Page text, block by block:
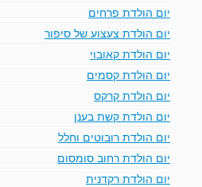
יום הולדת פרחים
יום הולדת צעצוע של סיפור
יום הולדת קאובוי
יום הולדת קסמים
יום הולדת קרקס
יום הולדת קשת בענן
יום הולדת רובוטים וחלל
יום הולדת רחוב סומסום
יום הולדת רקדנית